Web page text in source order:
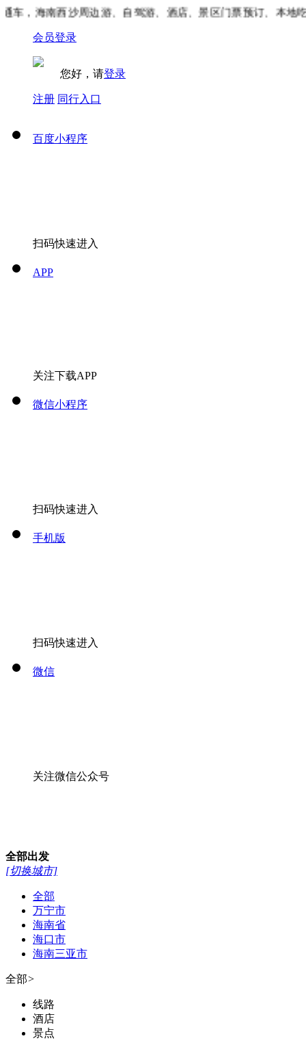
，海南西沙周边游、自驾游、酒店、景区门票预订、本地吃
会员登录
您好，请登录
注册 同行入口
百度小程序
扫码快速进入
APP
关注下载APP
微信小程序
扫码快速进入
手机版
扫码快速进入
微信
关注微信公众号
全部出发
[切换城市]
全部
万宁市
海南省
海口市
海南三亚市
全部>
线路
酒店
景点